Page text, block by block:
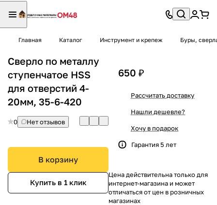
Главная Каталог Инструмент и крепеж Буры,
Сверло по металлу
ступенчатое HSS
для отверстий 4-
20мм, 35-6-420
0 Нет отзывов
В корзину
Купить в 1 клик
650 ₽
Рассчитать доставку
Нашли дешевле?
Хочу в подарок
Гарантия 5 лет
Цена действительна только для
интернет-магазина и может
отличаться от цен в розничных
магазинах